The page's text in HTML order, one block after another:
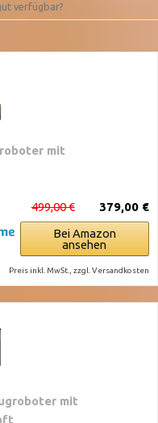
verfügbar?
mit
379,00 €
499,00 €
Bei Amazon
ansehen
Preis inkl. MwSt., zzgl. Versandkosten
mit